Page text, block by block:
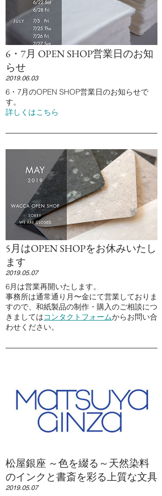
6・7月 OPEN SHOP営業日のお知
らせ
2019.06.03
6・7月のOPEN SHOP営業日のお知らせで
す。
詳しくはこちら
5月はOPEN SHOPをお休みいたし
ます
2019.05.07
6月は営業再開いたします。
事務所は通常通り月〜金にて営業しておりま
すので、和紙製品の制作・購入のご相談につ
きましてはコンタクトフォームからお問い合
わせください。
松屋銀座 ～色を綴る～天然染料
のインクと書斎を彩る上質な文具
2019.05.07